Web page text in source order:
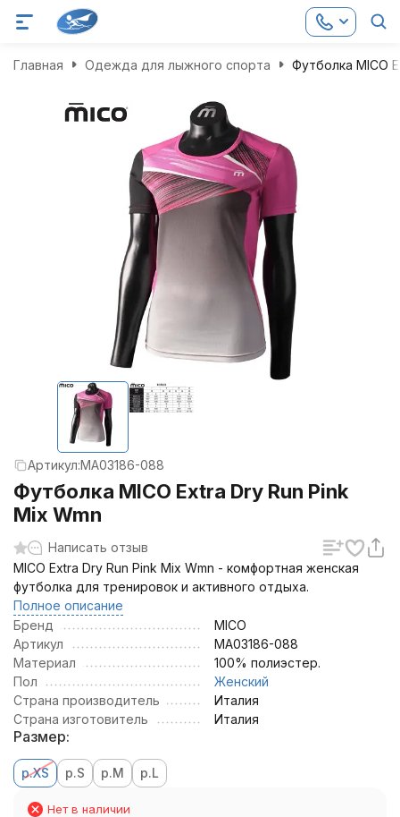
Главная Одежда для лыжного спорта Футболка MICO
Артикул:MA03186-088
Футболка MICO Extra Dry Run Pink
Mix Wmn
Написать отзыв
MICO Extra Dry Run Pink Mix Wmn - комфортная женская
футболка для тренировок и активного отдыха.
Полное описание
Бренд
MICO
Артикул
MA03186-088
Материал
100% полиэстер.
Пол
Женский
Страна производитель
Италия
Страна изготовитель
Италия
Размер:
р.XS р.S р.M р.L
Нет в наличии